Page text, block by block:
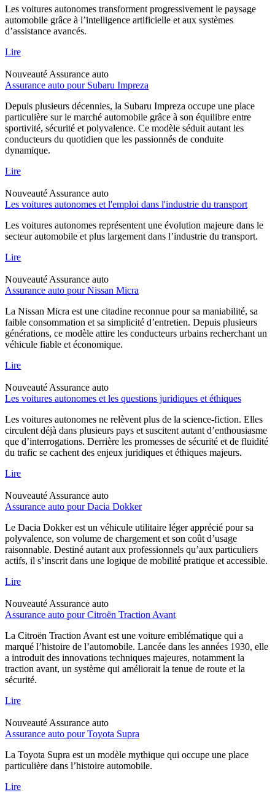
Les voitures autonomes transforment progressivement le paysage
automobile grâce à l’intelligence artificielle et aux systèmes
d’assistance avancés.
Lire
Nouveauté Assurance auto
Assurance auto pour Subaru Impreza
Depuis plusieurs décennies, la Subaru Impreza occupe une place
particulière sur le marché automobile grâce à son équilibre entre
sportivité, sécurité et polyvalence. Ce modèle séduit autant les
conducteurs du quotidien que les passionnés de conduite
dynamique.
Lire
Nouveauté Assurance auto
Les voitures autonomes et l'emploi dans l'industrie du transport
Les voitures autonomes représentent une évolution majeure dans le
secteur automobile et plus largement dans l’industrie du transport.
Lire
Nouveauté Assurance auto
Assurance auto pour Nissan Micra
La Nissan Micra est une citadine reconnue pour sa maniabilité, sa
faible consommation et sa simplicité d’entretien. Depuis plusieurs
générations, ce modèle attire les conducteurs urbains recherchant un
véhicule fiable et économique.
Lire
Nouveauté Assurance auto
Les voitures autonomes et les questions juridiques et éthiques
Les voitures autonomes ne relèvent plus de la science-fiction. Elles
circulent déjà dans plusieurs pays et suscitent autant d’enthousiasme
que d’interrogations. Derrière les promesses de sécurité et de fluidité
du trafic se cachent des enjeux juridiques et éthiques majeurs.
Lire
Nouveauté Assurance auto
Assurance auto pour Dacia Dokker
Le Dacia Dokker est un véhicule utilitaire léger apprécié pour sa
polyvalence, son volume de chargement et son coût d’usage
raisonnable. Destiné autant aux professionnels qu’aux particuliers
actifs, il s’inscrit dans une logique de mobilité pratique et accessible.
Lire
Nouveauté Assurance auto
Assurance auto pour Citroën Traction Avant
La Citroën Traction Avant est une voiture emblématique qui a
marqué l’histoire de l’automobile. Lancée dans les années 1930, elle
a introduit des innovations techniques majeures, notamment la
traction avant, un système qui améliorait la tenue de route et la
sécurité.
Lire
Nouveauté Assurance auto
Assurance auto pour Toyota Supra
La Toyota Supra est un modèle mythique qui occupe une place
particulière dans l’histoire automobile.
Lire